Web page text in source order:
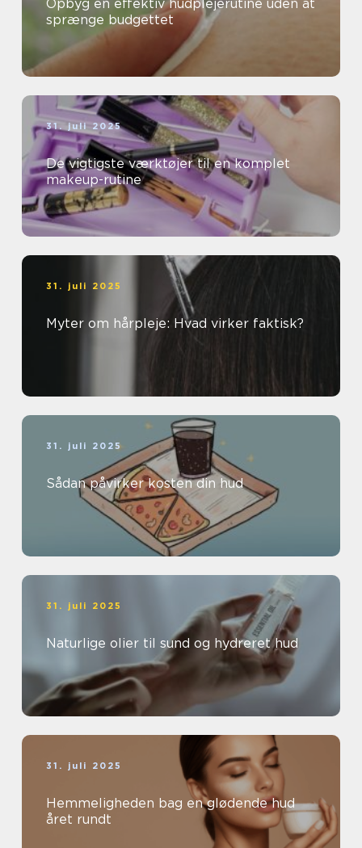
Opbyg en effektiv hudplejerutine uden at
sprænge budgettet
31. juli 2025
De vigtigste værktøjer til en komplet
makeup-rutine
31. juli 2025
Myter om hårpleje: Hvad virker faktisk?
31. juli 2025
Sådan påvirker kosten din hud
31. juli 2025
Naturlige olier til sund og hydreret hud
31. juli 2025
Hemmeligheden bag en glødende hud
året rundt